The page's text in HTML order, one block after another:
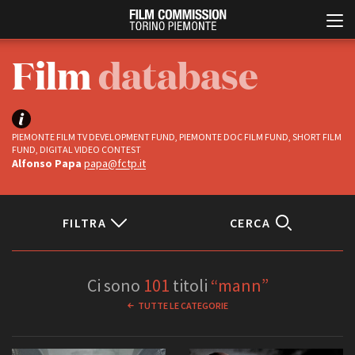
ABOUT
Storia della Fondazione
Partner
EVENTI, SPECIALI
Anteprime in Piemonte
TFI Torino Film Industry -
Production Days
Guarda che storia!
Filmdatabase
PIEMONTE FILM TV DEVELOPMENT FUND, PIEMONTE DOC FILM FUND, SHORT FILM
FUND, DIGITAL VIDEO CONTEST
Alfonso Papa papa@fctp.it
FILTRA CERCA
Ci sono 101 titoli “mann”
TUTTE LE CATEGORIE